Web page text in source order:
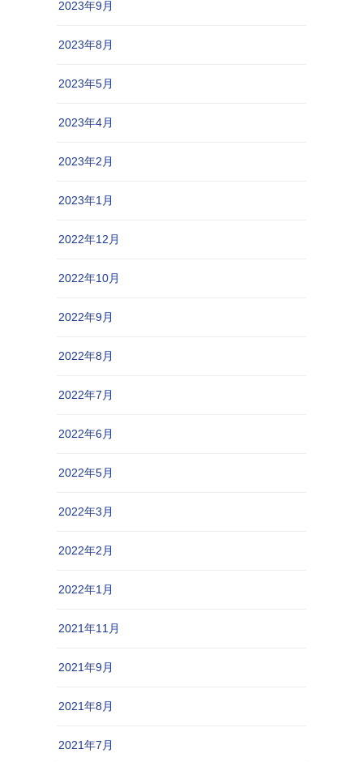
2023年9月
2023年8月
2023年5月
2023年4月
2023年2月
2023年1月
2022年12月
2022年10月
2022年9月
2022年8月
2022年7月
2022年6月
2022年5月
2022年3月
2022年2月
2022年1月
2021年11月
2021年9月
2021年8月
2021年7月